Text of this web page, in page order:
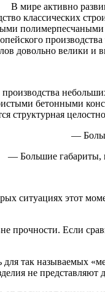
В мире активно
классических
довольно велики
бетонными
структурная
—
— Большие габариты,
ситуациях этот
прочности. Если
так называемых
не представляют